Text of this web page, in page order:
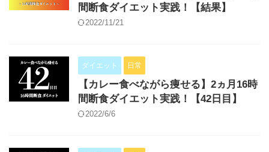
間断食ダイエット実践！【結果】
2022/11/21
ダイエット 日常
【カレー食べながら痩せる】2ヵ月16時
間断食ダイエット実践！【42日目】
2022/6/6